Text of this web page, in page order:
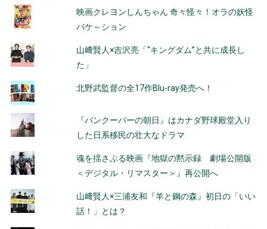
映画クレヨンしんちゃん 奇々怪々！オラの妖怪
バケ～ション
山﨑賢人×吉沢亮「“キングダム”と共に成長し
た」
北野武監督の全17作Blu-ray発売へ！
『バンクーバーの朝日』はカナダ野球殿堂入り
した日系移民の壮大なドラマ
魂を揺さぶる映画『地獄の黙示録 劇場公開版
＜デジタル・リマスター＞』再公開へ
山﨑賢人×三浦友和『羊と鋼の森』初日の「いい
話！」とは？